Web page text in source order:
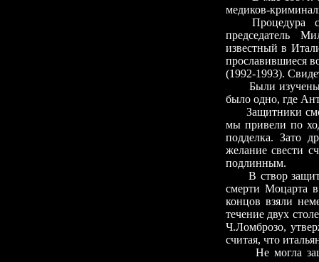
медиков-
Процедура
председатель
известный в
прославившиеся
(1992-1993).
Были
было одно, где
Защитники
мы привели по
подделка. Зато
желание свести
подлинным.
В створ
смерти Моцарта
концов взяли
течение двух
Ч.Ломброзо,
считая, что
Не могла